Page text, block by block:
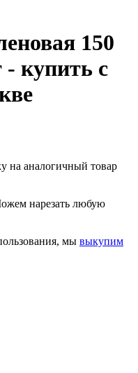
150
купить с
на аналогичный товар
нарезать любую
мы выкупим